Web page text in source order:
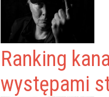
Ranking
występami